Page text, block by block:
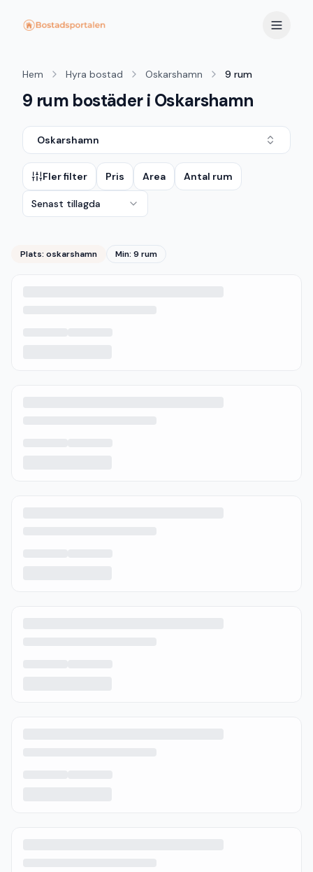
Hem Hyra bostad Oskarshamn 9 rum
9 rum bostäder i Oskarshamn
Oskarshamn
Fler filter Pris Area Antal rum
Senast tillagda
Plats: oskarshamn Min: 9 rum